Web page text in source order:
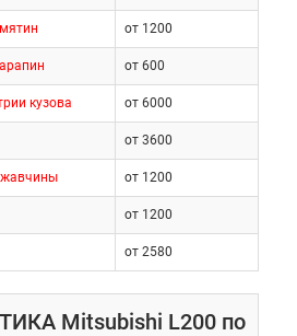
от 1200
от 600
кузова от 6000
от 3600
от 1200
от 1200
от 2580
Mitsubishi L200 по